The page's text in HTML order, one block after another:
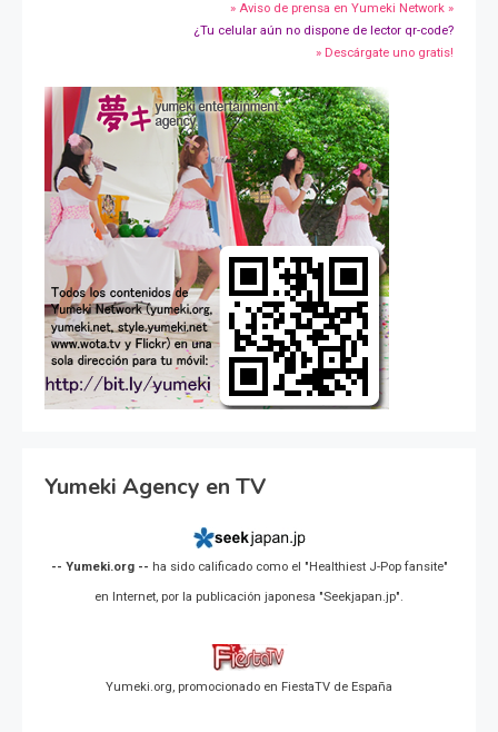
» Aviso de prensa en Yumeki Network »
¿Tu celular aún no dispone de lector qr-code?
» Descárgate uno gratis!
Yumeki Agency en TV
-- Yumeki.org -- ha sido calificado como el "Healthiest J-Pop fansite"
en Internet, por la publicación japonesa "Seekjapan.jp".
Yumeki.org, promocionado en FiestaTV de España